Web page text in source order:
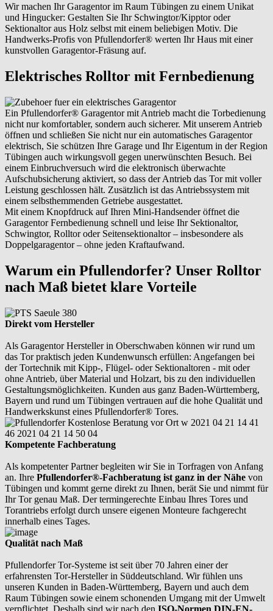
Wir machen Ihr Garagentor im Raum Tübingen zu einem Unikat
und Hingucker: Gestalten Sie Ihr Schwingtor/Kipptor oder
Sektionaltor aus Holz selbst mit einem beliebigen Motiv. Die
Handwerks-Profis von Pfullendorfer® werten Ihr Haus mit einer
kunstvollen Garagentor-Fräsung auf.
Elektrisches Rolltor mit Fernbedienung
Ein Pfullendorfer® Garagentor mit Antrieb macht die Torbedienung
nicht nur komfortabler, sondern auch sicherer. Mit unserem Antrieb
öffnen und schließen Sie nicht nur ein automatisches Garagentor
elektrisch, Sie schützen Ihre Garage und Ihr Eigentum in der Region
Tübingen auch wirkungsvoll gegen unerwünschten Besuch. Bei
einem Einbruchversuch wird die elektronisch überwachte
Aufschubsicherung aktiviert, so dass der Antrieb das Tor mit voller
Leistung geschlossen hält. Zusätzlich ist das Antriebssystem mit
einem selbsthemmenden Getriebe ausgestattet.
Mit einem Knopfdruck auf Ihren Mini-Handsender öffnet die
Garagentor Fernbedienung schnell und leise Ihr Sektionaltor,
Schwingtor, Rolltor oder Seitensektionaltor – insbesondere als
Doppelgaragentor – ohne jeden Kraftaufwand.
Warum ein Pfullendorfer? Unser Rolltor
nach Maß bietet klare Vorteile
Direkt vom Hersteller
Als Garagentor Hersteller in Oberschwaben können wir rund um
das Tor praktisch jeden Kundenwunsch erfüllen: Angefangen bei
der Tortechnik mit Kipp-, Flügel- oder Sektionaltoren - mit oder
ohne Antrieb, über Material und Holzart, bis zu den individuellen
Gestaltungsmöglichkeiten. Kunden aus ganz Baden-Württemberg,
Bayern und rund um Tübingen vertrauen auf die hohe Qualität und
Handwerkskunst eines Pfullendorfer® Tores.
Kompetente Fachberatung
Als kompetenter Partner begleiten wir Sie in Torfragen von Anfang
an. Ihre Pfullendorfer®-Fachberatung ist ganz in der Nähe von
Tübingen und kommt gerne direkt zu Ihnen, berät Sie und nimmt für
Ihr Tor genau Maß. Der termingerechte Einbau Ihres Tores und
Torantriebs erfolgt durch unsere eigenen Monteure fachgerecht
innerhalb eines Tages.
Qualität nach Maß
Pfullendorfer Tor-Systeme ist seit über 70 Jahren einer der
erfahrensten Tor-Hersteller in Süddeutschland. Wir fühlen uns
unseren Kunden in Baden-Württemberg, Bayern und auch dem
Raum Tübingen sowie einem schonenden Umgang mit der Umwelt
verpflichtet. Deshalb sind wir nach den ISO-Normen DIN-EN-